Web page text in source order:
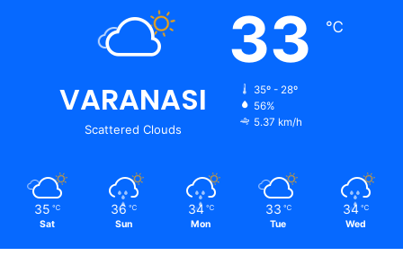
VARANASI
Scattered Clouds
33 ℃
35º - 28º
56%
5.37 km/h
35 ℃
Sat
36 ℃
Sun
34 ℃
Mon
33 ℃
Tue
34 ℃
Wed